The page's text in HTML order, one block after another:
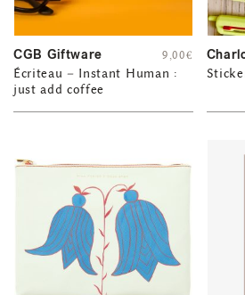
CGB Giftware
Écriteau – Instant Human :
just add coffee
9,00€